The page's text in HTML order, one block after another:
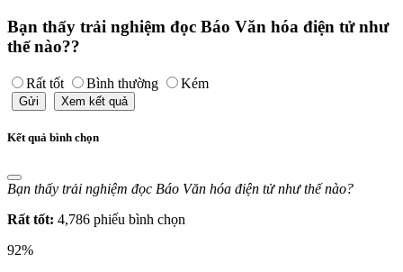
Bạn thấy trải nghiệm đọc Báo Văn hóa điện tử như
thế nào??
Rất tốt Bình thường Kém
Gửi Xem kết quả
Kết quả bình chọn
Bạn thấy trải nghiệm đọc Báo Văn hóa điện tử như thế nào?
Rất tốt: 4,786 phiếu bình chọn
92%